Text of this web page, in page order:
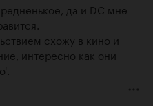
да и DC мне
схожу в кино и
интересно как они